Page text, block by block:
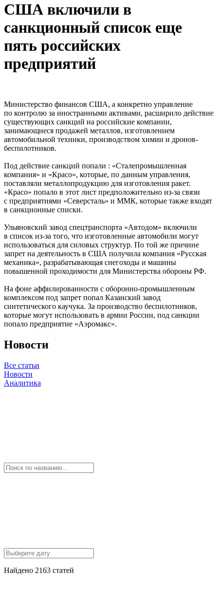
США включили в
санкционный список еще
пять российских
предприятий
Министерство финансов США, а конкретно управление
по контролю за иностранными активами, расширило действие
существующих санкций на российские компании,
занимающиеся продажей металлов, изготовлением
автомобильной техники, производством химии и дронов-
беспилотников.
Под действие санкций попали : «Сталепромышленная
компания» и «Красо», которые, по данным управления,
поставляли металлопродукцию для изготовления ракет.
«Красо» попало в этот лист предположительно из-за связи
с предприятиями «Северсталь» и ММК, которые также входят
в санкционные списки.
Ульяновский завод спецтранспорта «Автодом» включили
в список из-за того, что изготовленные автомобили могут
использоваться для силовых структур. По той же причине
запрет на деятельность в США получила компания «Русская
механика», разрабатывающая снегоходы и машины
повышенной проходимости для Министерства обороны РФ.
На фоне аффилированности с оборонно-промышленным
комплексом под запрет попал Казанский завод
синтетического каучука. За производство беспилотников,
которые могут использовать в армии России, под санкции
попало предприятие «Аэромакс».
Новости
Все статьи
Новости
Аналитика
Найдено 2163 статей